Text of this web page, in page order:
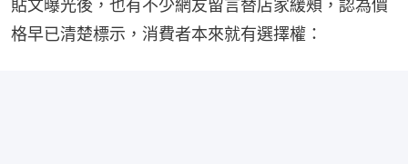
貼文曝光後，也有不少網友留言替店家緩頰，認為價
格早已清楚標示，消費者本來就有選擇權：